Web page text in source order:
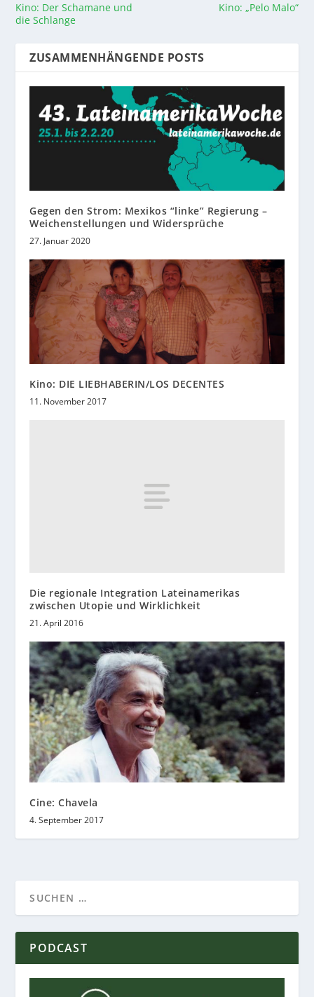
Kino: Der Schamane und
die Schlange
Kino: „Pelo Malo“
ZUSAMMENHÄNGENDE POSTS
Gegen den Strom: Mexikos “linke” Regierung –
Weichenstellungen und Widersprüche
27. Januar 2020
Kino: DIE LIEBHABERIN/LOS DECENTES
11. November 2017
Die regionale Integration Lateinamerikas
zwischen Utopie und Wirklichkeit
21. April 2016
Cine: Chavela
4. September 2017
PODCAST